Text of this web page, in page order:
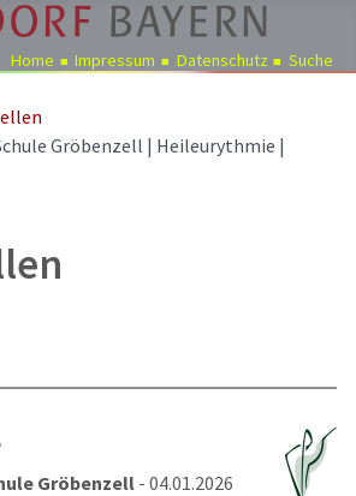
Home Impressum Datenschutz Suche
Gröbenzell | Heileurythmie |
Gröbenzell- 04.01.2026